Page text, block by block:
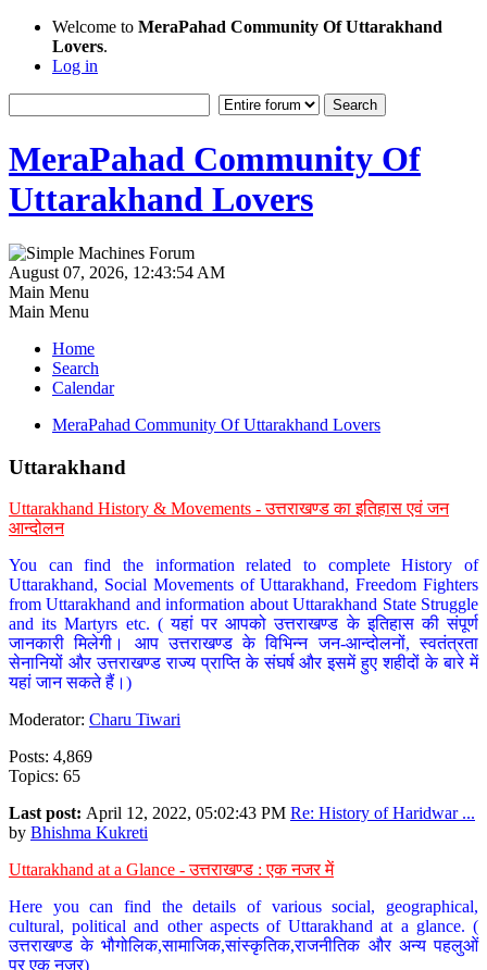
Welcome to MeraPahad Community Of Uttarakhand
Lovers.
Log in
MeraPahad Community Of
Uttarakhand Lovers
August 07, 2026, 12:43:54 AM
Main Menu
Main Menu
Home
Search
Calendar
MeraPahad Community Of Uttarakhand Lovers
Uttarakhand
Uttarakhand History & Movements - उत्तराखण्ड का इतिहास एवं जन
आन्दोलन
You can find the information related to complete History of
Uttarakhand, Social Movements of Uttarakhand, Freedom Fighters
from Uttarakhand and information about Uttarakhand State Struggle
and its Martyrs etc. ( यहां पर आपको उत्तराखण्ड के इतिहास की संपूर्ण
जानकारी मिलेगी। आप उत्तराखण्ड के विभिन्न जन-आन्दोलनों, स्वतंत्रता
सेनानियों और उत्तराखण्ड राज्य प्राप्ति के संघर्ष और इसमें हुए शहीदों के बारे में
यहां जान सकते हैं।)
Moderator: Charu Tiwari
Posts: 4,869
Topics: 65
Last post: April 12, 2022, 05:02:43 PM Re: History of Haridwar ...
by Bhishma Kukreti
Uttarakhand at a Glance - उत्तराखण्ड : एक नजर में
Here you can find the details of various social, geographical,
cultural, political and other aspects of Uttarakhand at a glance. (
उत्तराखण्ड के भौगोलिक,सामाजिक,सांस्कृतिक,राजनीतिक और अन्य पहलुओं
पर एक नजर)